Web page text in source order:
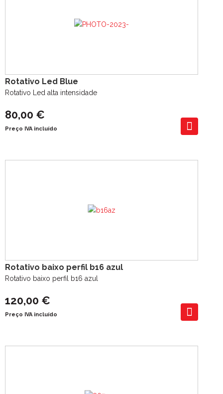
Rotativo Led Blue
Rotativo Led alta intensidade
80,00 €
Preço IVA incluído
Rotativo baixo perfil b16 azul
Rotativo baixo perfil b16 azul
120,00 €
Preço IVA incluído